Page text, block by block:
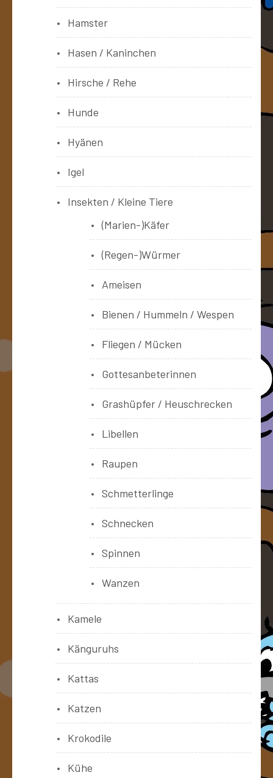
Hamster
Hasen / Kaninchen
Hirsche / Rehe
Hunde
Hyänen
Igel
Insekten / Kleine Tiere
(Marien-)Käfer
(Regen-)Würmer
Ameisen
Bienen / Hummeln / Wespen
Fliegen / Mücken
Gottesanbeterinnen
Grashüpfer / Heuschrecken
Libellen
Raupen
Schmetterlinge
Schnecken
Spinnen
Wanzen
Kamele
Känguruhs
Kattas
Katzen
Krokodile
Kühe